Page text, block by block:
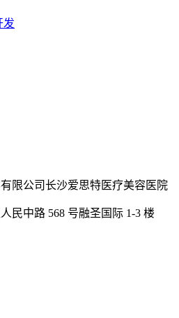
发
限公司长沙爱思特医疗美容医院
民中路 568 号融圣国际 1-3 楼